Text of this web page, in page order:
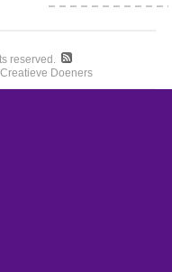
reserved.
Doeners